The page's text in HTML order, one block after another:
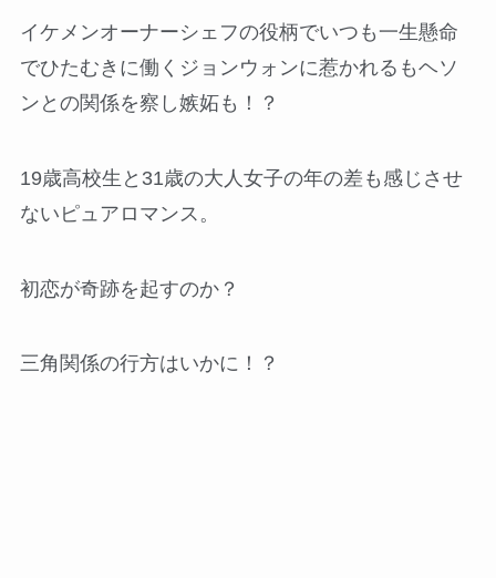
イケメンオーナーシェフの役柄でいつも一生懸命
でひたむきに働くジョンウォンに惹かれるもヘソ
ンとの関係を察し嫉妬も！？
19歳高校生と31歳の大人女子の年の差も感じさせ
ないピュアロマンス。
初恋が奇跡を起すのか？
三角関係の行方はいかに！？